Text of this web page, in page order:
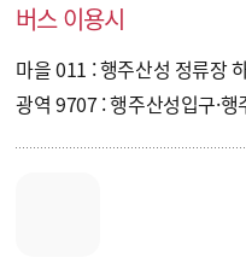
버스 이용시
마을 011 : 행주산성 정류장
광역 9707: 행주산성입구·